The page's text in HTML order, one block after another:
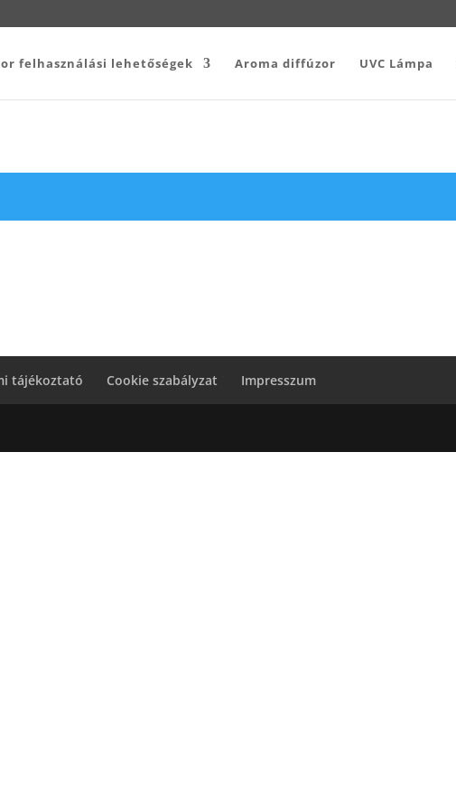
felhasználási lehetőségek Aroma diffúzor UVC Lámpa
tájékoztató Cookie szabályzat Impresszum